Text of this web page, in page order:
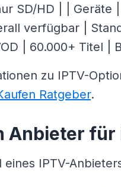
SD/HD | | Geräte
verfügbar |
| 60.000+ Titel |
zu IPTV-
Ratgeber.
Anbieter
eines IPTV-